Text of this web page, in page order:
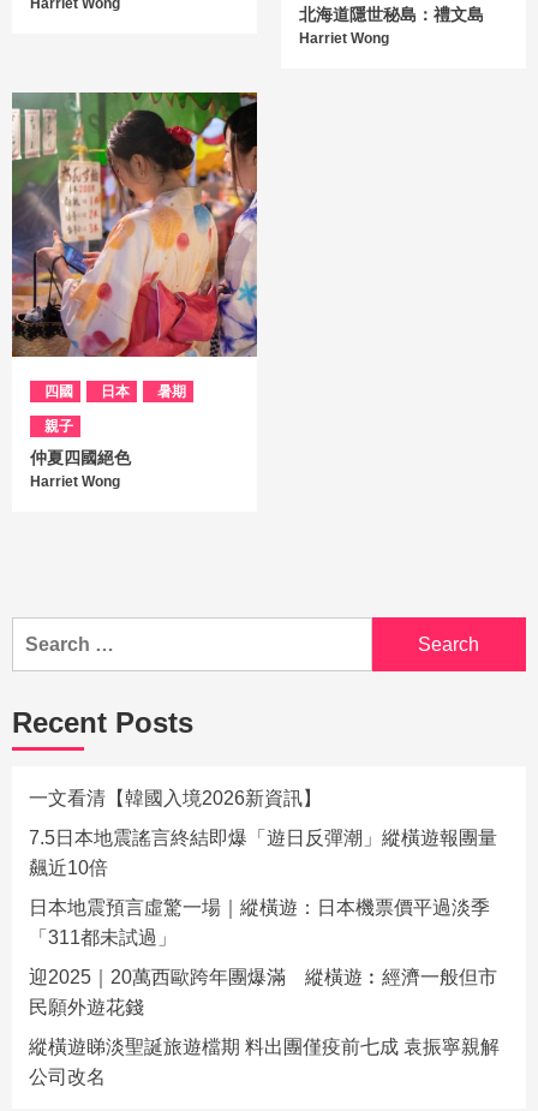
Harriet Wong
北海道隱世秘島：禮文島
Harriet Wong
四國 日本 暑期
親子
仲夏四國絕色
Harriet Wong
Recent Posts
一文看清【韓國入境2026新資訊】
7.5日本地震謠言終結即爆「遊日反彈潮」縱橫遊報團量
飆近10倍
日本地震預言虛驚一場｜縱橫遊：日本機票價平過淡季
「311都未試過」
迎2025｜20萬西歐跨年團爆滿 縱橫遊︰經濟一般但市
民願外遊花錢
縱橫遊睇淡聖誕旅遊檔期 料出團僅疫前七成 袁振寧親解
公司改名